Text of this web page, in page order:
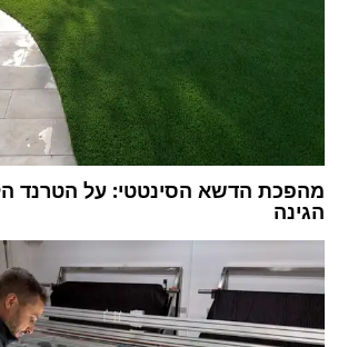
מהפכת הדשא הסינטטי: על הטרנד
הגינה